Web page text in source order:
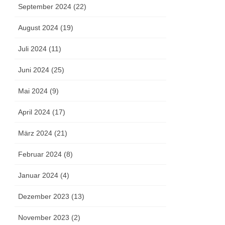
September 2024 (22)
August 2024 (19)
Juli 2024 (11)
Juni 2024 (25)
Mai 2024 (9)
April 2024 (17)
März 2024 (21)
Februar 2024 (8)
Januar 2024 (4)
Dezember 2023 (13)
November 2023 (2)